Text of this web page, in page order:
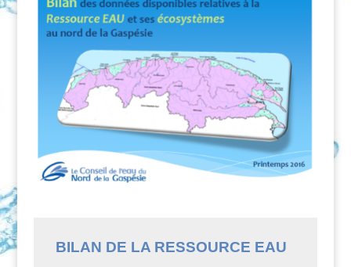
BILAN DE LA RESSOURCE EAU